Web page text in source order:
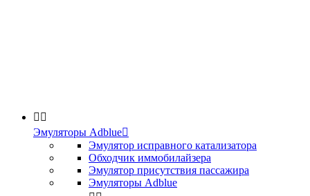
 
Эмуляторы Adblue
Эмулятор исправного катализатора
Обходчик иммобилайзера
Эмулятор присутствия пассажира
Эмуляторы Adblue